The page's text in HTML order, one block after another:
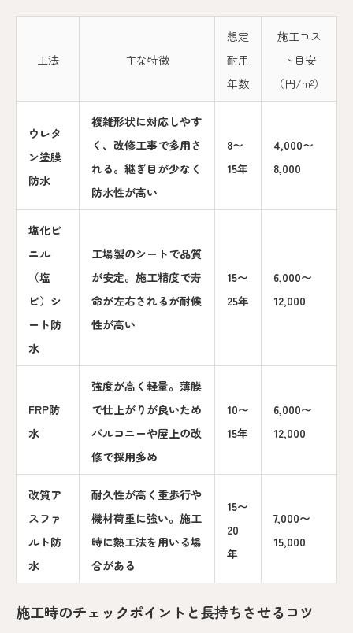
工法 主な特徴
想定
耐用
年数
施工コス
ト目安
（円/m²）
ウレタ
ン塗膜
防水
複雑形状に対応しやす
く、改修工事で多用さ
れる。継ぎ目が少なく
防水性が高い
8〜
15年
4,000〜
8,000
塩化ビ
ニル
（塩
ビ）シ
ート防
水
工場製のシートで品質
が安定。施工精度で寿
命が左右されるが耐候
性が高い
15〜
25年
6,000〜
12,000
FRP防
水
強度が高く軽量。薄膜
で仕上がりが良いため
バルコニーや屋上の改
修で採用多め
10〜
15年
6,000〜
12,000
改質ア
スファ
ルト防
水
耐久性が高く重歩行や
機材荷重に強い。施工
時に熱工法を用いる場
合がある
15〜
20
年
7,000〜
15,000
施工時のチェックポイントと長持ちさせるコツ